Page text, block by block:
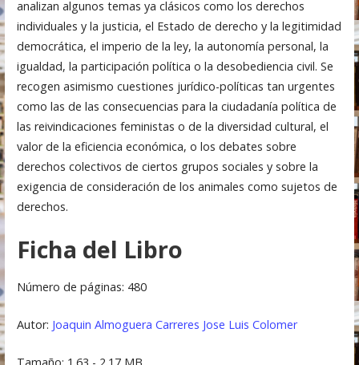
analizan algunos temas ya clásicos como los derechos
individuales y la justicia, el Estado de derecho y la legitimidad
democrática, el imperio de la ley, la autonomía personal, la
igualdad, la participación política o la desobediencia civil. Se
recogen asimismo cuestiones jurídico-políticas tan urgentes
como las de las consecuencias para la ciudadanía política de
las reivindicaciones feministas o de la diversidad cultural, el
valor de la eficiencia económica, o los debates sobre
derechos colectivos de ciertos grupos sociales y sobre la
exigencia de consideración de los animales como sujetos de
derechos.
Ficha del Libro
Número de páginas: 480
Autor: Joaquin Almoguera Carreres Jose Luis Colomer
Tamaño: 1.63 - 2.17 MB